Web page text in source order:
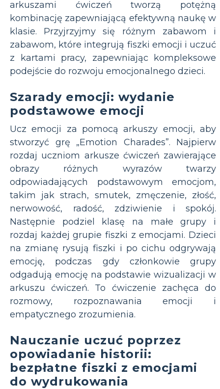
arkuszami ćwiczeń tworzą potężną
kombinację zapewniającą efektywną naukę w
klasie. Przyjrzyjmy się różnym zabawom i
zabawom, które integrują fiszki emocji i uczuć
z kartami pracy, zapewniając kompleksowe
podejście do rozwoju emocjonalnego dzieci.
Szarady emocji: wydanie
podstawowe emocji
Ucz emocji za pomocą arkuszy emocji, aby
stworzyć grę „Emotion Charades”. Najpierw
rozdaj uczniom arkusze ćwiczeń zawierające
obrazy różnych wyrazów twarzy
odpowiadających podstawowym emocjom,
takim jak strach, smutek, zmęczenie, złość,
nerwowość, radość, zdziwienie i spokój.
Następnie podziel klasę na małe grupy i
rozdaj każdej grupie fiszki z emocjami. Dzieci
na zmianę rysują fiszki i po cichu odgrywają
emocję, podczas gdy członkowie grupy
odgadują emocję na podstawie wizualizacji w
arkuszu ćwiczeń. To ćwiczenie zachęca do
rozmowy, rozpoznawania emocji i
empatycznego zrozumienia.
Nauczanie uczuć poprzez
opowiadanie historii:
bezpłatne fiszki z emocjami
do wydrukowania